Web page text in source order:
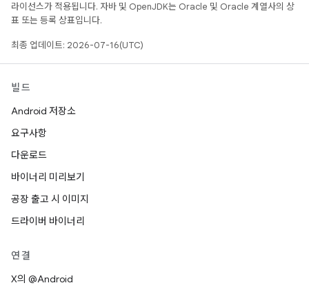
라이선스가 적용됩니다. 자바 및 OpenJDK는 Oracle 및 Oracle 계열사의 상
표 또는 등록 상표입니다.
최종 업데이트: 2026-07-16(UTC)
빌드
Android 저장소
요구사항
다운로드
바이너리 미리보기
공장 출고 시 이미지
드라이버 바이너리
연결
X의 @Android